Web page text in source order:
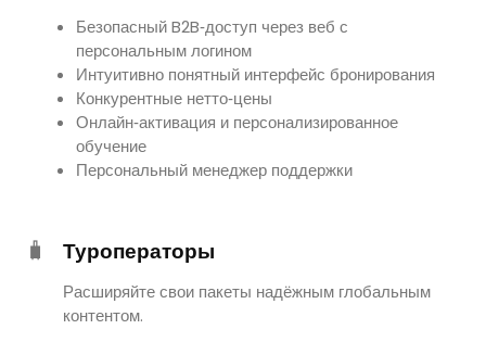
Безопасный B2B‑доступ через веб с
персональным логином
Интуитивно понятный интерфейс бронирования
Конкурентные нетто‑цены
Онлайн‑активация и персонализированное
обучение
Персональный менеджер поддержки
🧳 Туроператоры
Расширяйте свои пакеты надёжным глобальным
контентом.